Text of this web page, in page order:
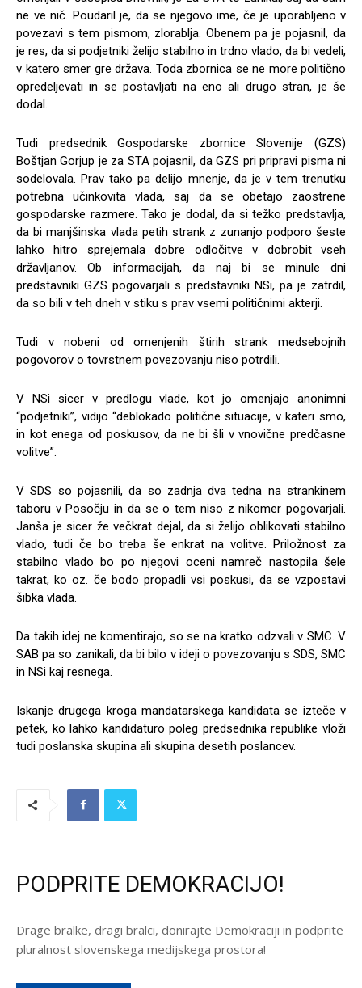
ne ve nič. Poudaril je, da se njegovo ime, če je uporabljeno v
povezavi s tem pismom, zlorablja. Obenem pa je pojasnil, da
je res, da si podjetniki želijo stabilno in trdno vlado, da bi vedeli,
v katero smer gre država. Toda zbornica se ne more politično
opredeljevati in se postavljati na eno ali drugo stran, je še
dodal.
Tudi predsednik Gospodarske zbornice Slovenije (GZS)
Boštjan Gorjup je za STA pojasnil, da GZS pri pripravi pisma ni
sodelovala. Prav tako pa delijo mnenje, da je v tem trenutku
potrebna učinkovita vlada, saj da se obetajo zaostrene
gospodarske razmere. Tako je dodal, da si težko predstavlja,
da bi manjšinska vlada petih strank z zunanjo podporo šeste
lahko hitro sprejemala dobre odločitve v dobrobit vseh
državljanov. Ob informacijah, da naj bi se minule dni
predstavniki GZS pogovarjali s predstavniki NSi, pa je zatrdil,
da so bili v teh dneh v stiku s prav vsemi političnimi akterji.
Tudi v nobeni od omenjenih štirih strank medsebojnih
pogovorov o tovrstnem povezovanju niso potrdili.
V NSi sicer v predlogu vlade, kot jo omenjajo anonimni
“podjetniki”, vidijo “deblokado politične situacije, v kateri smo,
in kot enega od poskusov, da ne bi šli v vnovične predčasne
volitve”.
V SDS so pojasnili, da so zadnja dva tedna na strankinem
taboru v Posočju in da se o tem niso z nikomer pogovarjali.
Janša je sicer že večkrat dejal, da si želijo oblikovati stabilno
vlado, tudi če bo treba še enkrat na volitve. Priložnost za
stabilno vlado bo po njegovi oceni namreč nastopila šele
takrat, ko oz. če bodo propadli vsi poskusi, da se vzpostavi
šibka vlada.
Da takih idej ne komentirajo, so se na kratko odzvali v SMC. V
SAB pa so zanikali, da bi bilo v ideji o povezovanju s SDS, SMC
in NSi kaj resnega.
Iskanje drugega kroga mandatarskega kandidata se izteče v
petek, ko lahko kandidaturo poleg predsednika republike vloži
tudi poslanska skupina ali skupina desetih poslancev.
PODPRITE DEMOKRACIJO!
Drage bralke, dragi bralci, donirajte Demokraciji in podprite
pluralnost slovenskega medijskega prostora!